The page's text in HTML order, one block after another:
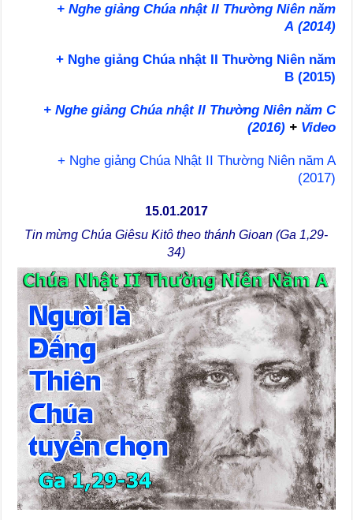
+ Nghe giảng Chúa nhật II Thường Niên năm
A (2014)
+ Nghe giảng Chúa nhật II Thường Niên năm
B (2015)
+ Nghe giảng Chúa nhật II Thường Niên năm C
(2016)+ Video
+ Nghe giảng Chúa Nhật II Thường Niên năm A
(2017)
15.01.2017
Tin mừng Chúa Giêsu Kitô theo thánh Gioan (Ga 1,29-
34)